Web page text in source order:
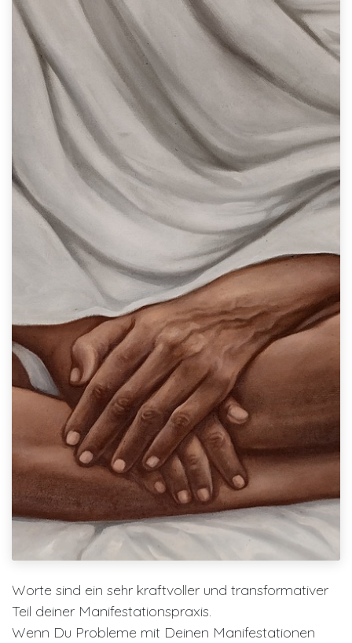
Worte sind ein sehr kraftvoller und transformativer
Teil deiner Manifestationspraxis.
Wenn Du Probleme mit Deinen Manifestationen